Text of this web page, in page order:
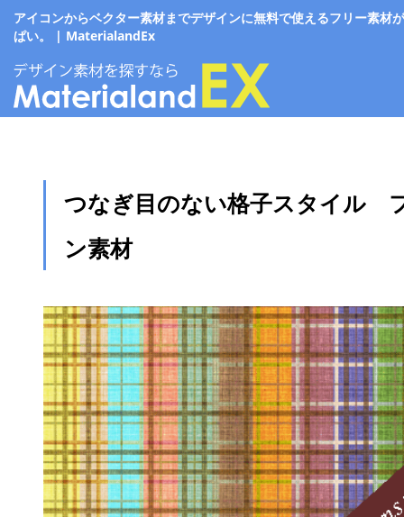
アイコンからベクター素材までデザインに無料で使えるフリー素材
ぱい。 | MaterialandEx
つなぎ目のない格子スタイル
ン素材